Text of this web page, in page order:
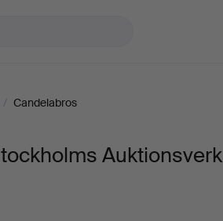
/ Candelabros
Auktionsverk